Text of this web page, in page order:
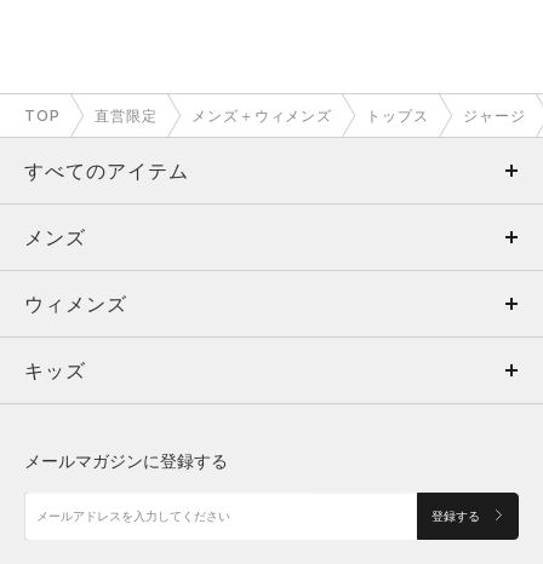
TOP 直営限定 メンズ＋ウィメンズ トップス ジャージ
すべてのアイテム
メンズ
ウィメンズ
キッズ
アクセサリー
メンズ
トップス
ボトムス
アクセサリー
ウィメンズ
トップス
シューズ
キッズ
メールマガジンに登録する
登録する